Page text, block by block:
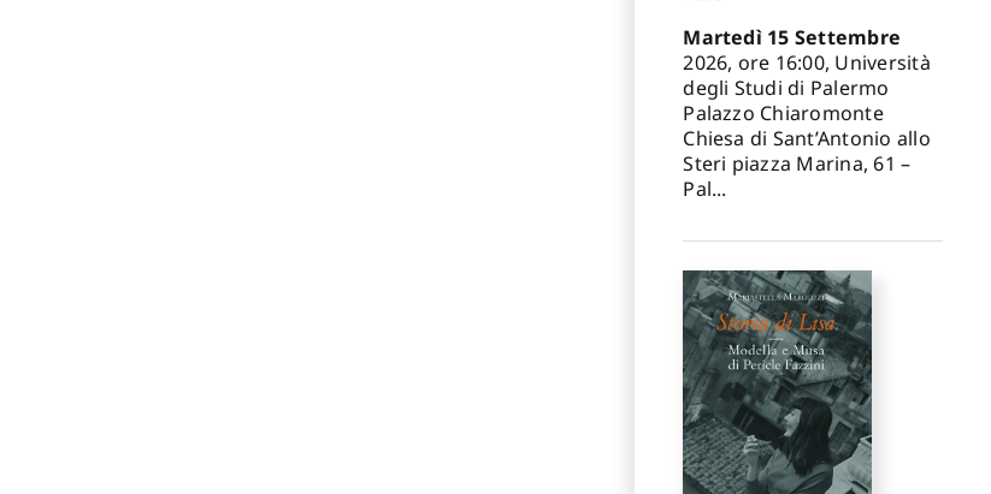
Martedì 15 Settembre
2026, ore 16:00, Università
degli Studi di Palermo
Palazzo Chiaromonte
Chiesa di Sant’Antonio allo
Steri piazza Marina, 61 –
Pal...